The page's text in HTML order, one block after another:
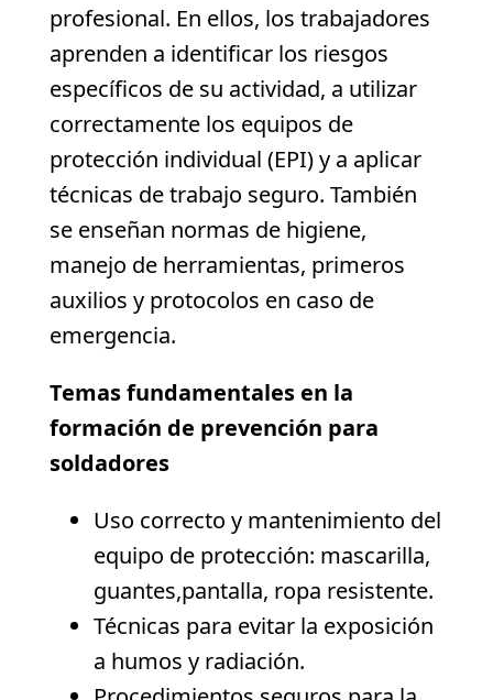
profesional. En ellos, los trabajadores
aprenden a identificar los riesgos
específicos de su actividad, a utilizar
correctamente los equipos de
protección individual (EPI) y a aplicar
técnicas de trabajo seguro. También
se enseñan normas de higiene,
manejo de herramientas, primeros
auxilios y protocolos en caso de
emergencia.
Temas fundamentales en la
formación de prevención para
soldadores
Uso correcto y mantenimiento del
equipo de protección: mascarilla,
guantes,pantalla, ropa resistente.
Técnicas para evitar la exposición
a humos y radiación.